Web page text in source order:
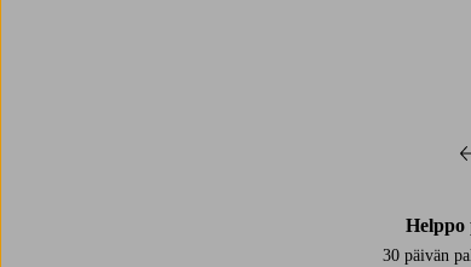
Helppo
30 päivän